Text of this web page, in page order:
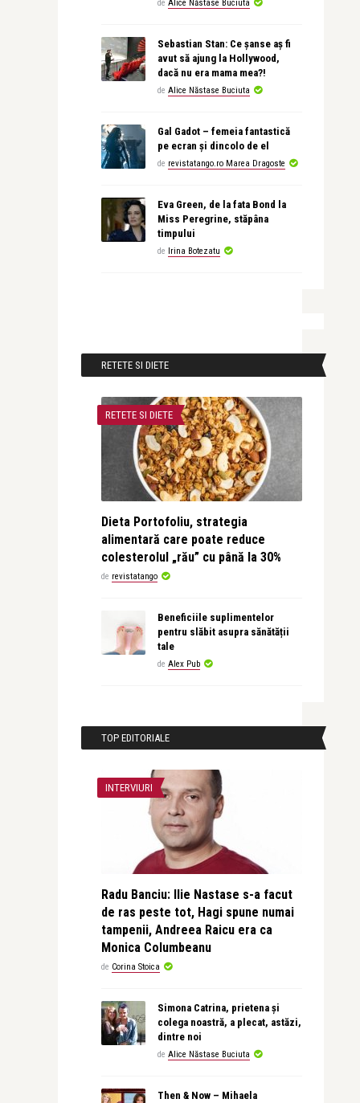
de Alice Năstase Buciuta
Sebastian Stan: Ce șanse aș fi
avut să ajung la Hollywood,
dacă nu era mama mea?!
de Alice Năstase Buciuta
Gal Gadot – femeia fantastică
pe ecran și dincolo de el
de revistatango.ro Marea Dragoste
Eva Green, de la fata Bond la
Miss Peregrine, stăpâna
timpului
de Irina Botezatu
RETETE SI DIETE
RETETE SI DIETE
Dieta Portofoliu, strategia
alimentară care poate reduce
colesterolul „rău” cu până la 30%
de revistatango
Beneficiile suplimentelor
pentru slăbit asupra sănătății
tale
de Alex Pub
TOP EDITORIALE
INTERVIURI
Radu Banciu: Ilie Nastase s-a facut
de ras peste tot, Hagi spune numai
tampenii, Andreea Raicu era ca
Monica Columbeanu
de Corina Stoica
Simona Catrina, prietena și
colega noastră, a plecat, astăzi,
dintre noi
de Alice Năstase Buciuta
Then & Now – Mihaela